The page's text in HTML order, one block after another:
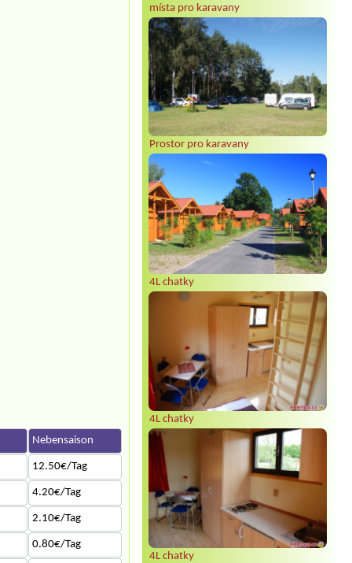
místa pro karavany
Prostor pro karavany
4L chatky
4L chatky
4L chatky
Nebensaison
12.50€/Tag
4.20€/Tag
2.10€/Tag
0.80€/Tag